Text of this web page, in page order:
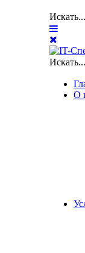
Искать...
Искать...
О